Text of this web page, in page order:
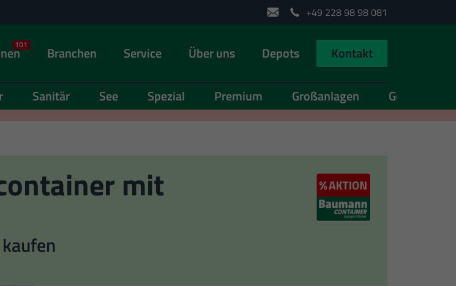
+49 228 98 98 081
101 Branchen Service Über uns Depots Kontakt
Sanitär See Spezial Premium Großanlagen Gebraucht
mit